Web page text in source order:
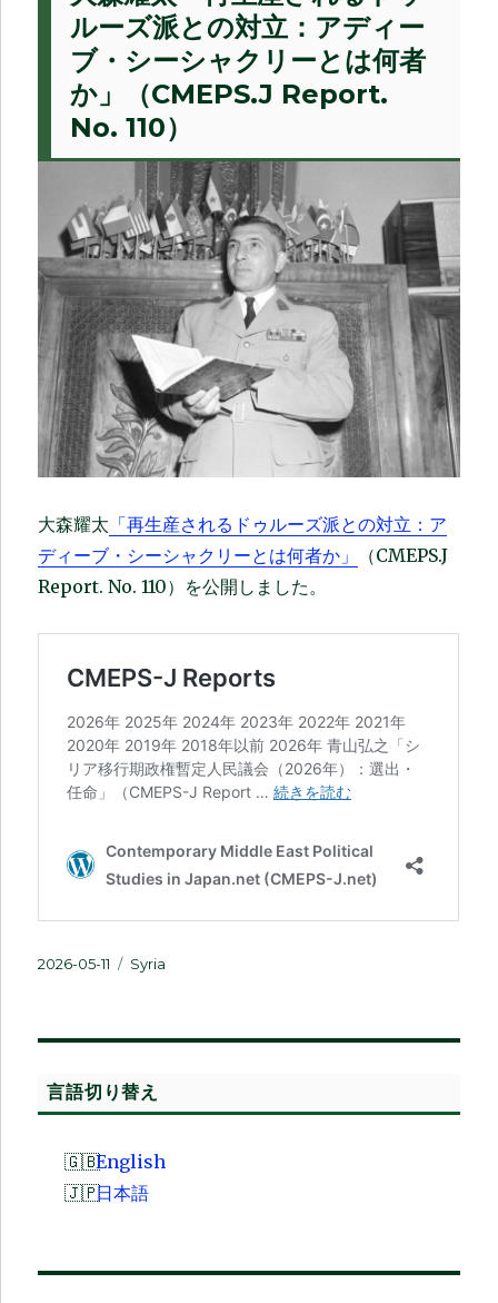
ルーズ派との対立：アディー
ブ・シーシャクリーとは何者
か」（CMEPS.J Report.
No. 110）
大森耀太 「再生産されるドゥルーズ派との対立：ア
ディーブ・シーシャクリーとは何者か」
（CMEPS.J
Report. No. 110）を公開しました。
投
2026-05-11
カ
Syria
言語切り替え
English
日本語